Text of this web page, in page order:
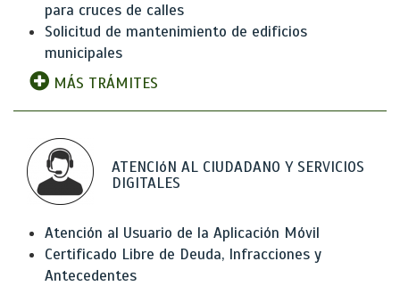
para cruces de calles
Solicitud de mantenimiento de edificios
municipales
MÁS TRÁMITES
ATENCIóN AL CIUDADANO Y SERVICIOS
DIGITALES
Atención al Usuario de la Aplicación Móvil
Certificado Libre de Deuda, Infracciones y
Antecedentes